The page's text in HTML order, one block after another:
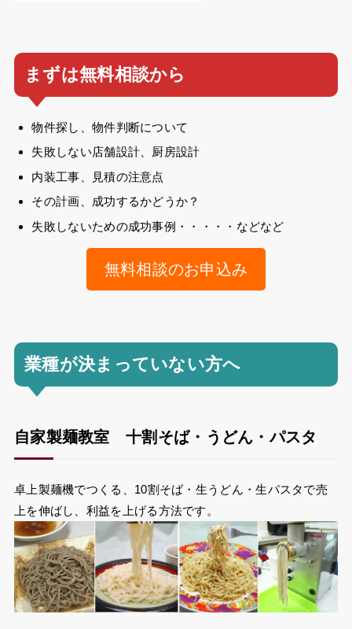
まずは無料相談から
物件探し、物件判断について
失敗しない店舗設計、厨房設計
内装工事、見積の注意点
その計画、成功するかどうか？
失敗しないための成功事例・・・・・などなど
無料相談のお申込み
業種が決まっていない方へ
自家製麺教室 十割そば・うどん・パスタ
卓上製麺機でつくる、10割そば・生うどん・生パスタで売
上を伸ばし、利益を上げる方法です。